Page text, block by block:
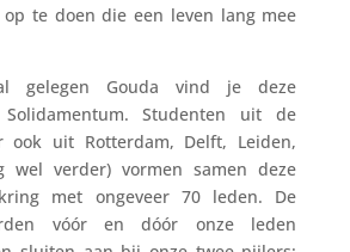
op te doen die een leven lang mee
gelegen Gouda vind je deze
Studenten uit de
ook uit Rotterdam, Delft, Leiden,
wel verder) vormen samen deze
met ongeveer 70 leden. De
vóór en dóór onze leden